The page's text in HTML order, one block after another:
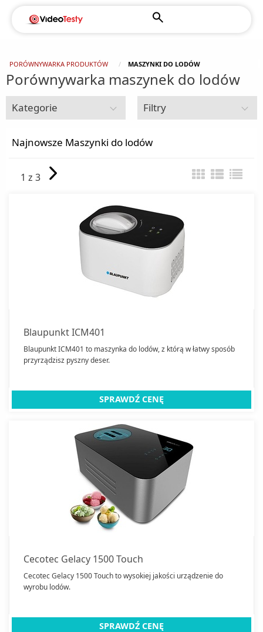
PORÓWNYWARKA PRODUKTÓW MASZYNKI DO LODÓW
Porównywarka maszynek do lodów
Kategorie Filtry
Akcesoria kuchenne
Czajniki elektryczne
Czajniki klasyczne
Deski do prasowania
Garnki i Patelnie
Patelnie
Głowice termostatyczne
Kostkarki do lodu
Kuchenki mikrofalowe do zabudowy
Kuchenki mikrofalowe wolnostojące
Miksery
Najnowsze Maszynki do lodów
1 z 3
Blaupunkt ICM401
Blaupunkt ICM401 to maszynka do lodów, z którą w łatwy sposób
przyrządzisz pyszny deser.
SPRAWDŹ CENĘ
Cecotec Gelacy 1500 Touch
Cecotec Gelacy 1500 Touch to wysokiej jakości urządzenie do
wyrobu lodów.
SPRAWDŹ CENĘ